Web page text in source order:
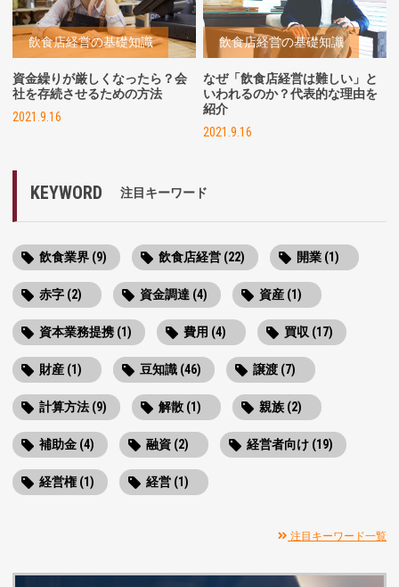
飲食店経営の基礎知識
資金繰りが厳しくなったら？会
社を存続させるための方法
2021.9.16
飲食店経営の基礎知識
なぜ「飲食店経営は難しい」と
いわれるのか？代表的な理由を
紹介
2021.9.16
KEYWORD 注目キーワード
飲食業界 (9) 飲食店経営 (22) 開業 (1)
赤字 (2) 資金調達 (4) 資産 (1)
資本業務提携 (1) 費用 (4) 買収 (17)
財産 (1) 豆知識 (46) 譲渡 (7)
計算方法 (9) 解散 (1) 親族 (2)
補助金 (4) 融資 (2) 経営者向け (19)
経営権 (1) 経営 (1)
注目キーワード一覧